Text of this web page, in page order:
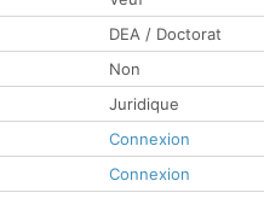
DEA / Doctorat
Non
Juridique
Connexion
Connexion